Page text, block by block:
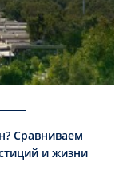
Сравниваем
и жизни